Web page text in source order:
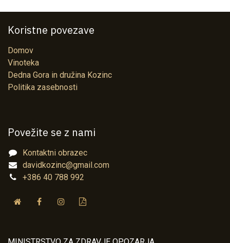
Koristne povezave
Domov
Vinoteka
Dedna Gora in družina Kozinc
Politika zasebnosti
Povežite se z nami
Kontaktni obrazec
davidkozinc@gmail.com
+386 40 788 992